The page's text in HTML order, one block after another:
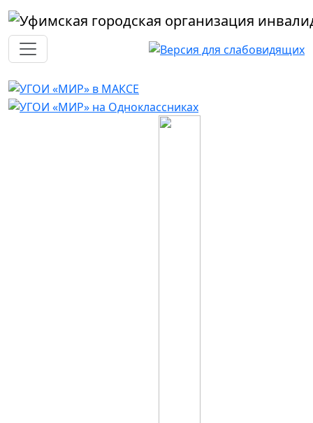
Перейти к основному содержанию